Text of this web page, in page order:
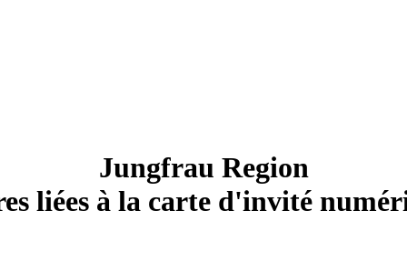
Jungfrau Region
liées à la carte d'invité